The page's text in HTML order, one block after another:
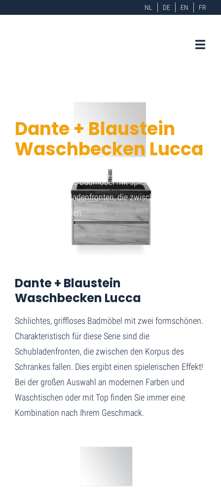
NL DE EN FR
Dante + Blaustein
Waschbecken Lucca
Schlichte, grifflose Badmöbel mit spielerischer Wirkung
durch die Schubladenfronten, die zwischen den Korpus
des Schranks fallen.
Dante + Blaustein
Waschbecken Lucca
Schlichtes, griffloses Badmöbel mit zwei formschönen.
Charakteristisch für diese Serie sind die
Schubladenfronten, die zwischen den Korpus des
Schrankes fallen. Dies ergibt einen spielerischen Effekt!
Bei der großen Auswahl an modernen Farben und
Waschtischen oder mit Top finden Sie immer eine
Kombination nach Ihrem Geschmack.